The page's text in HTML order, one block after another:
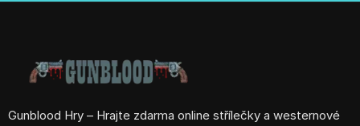
Gunblood Hry – Hrajte zdarma online střílečky a westernové